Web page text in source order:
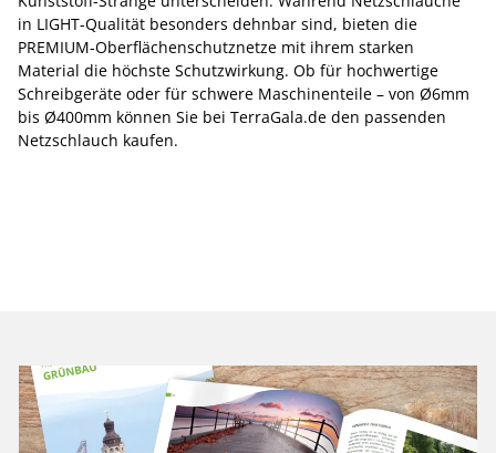
in LIGHT-Qualität besonders dehnbar sind, bieten die
PREMIUM-Oberflächenschutznetze mit ihrem starken
Material die höchste Schutzwirkung. Ob für hochwertige
Schreibgeräte oder für schwere Maschinenteile – von Ø6mm
bis Ø400mm können Sie bei TerraGala.de den passenden
Netzschlauch kaufen.